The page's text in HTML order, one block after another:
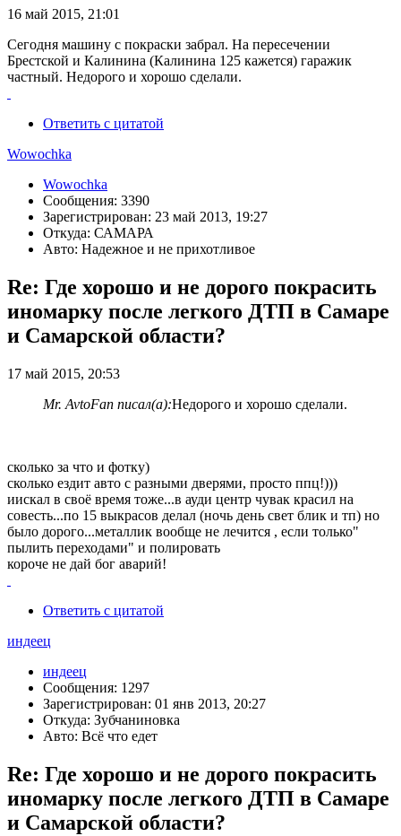
16 май 2015, 21:01
Сегодня машину с покраски забрал. На пересечении
Брестской и Калинина (Калинина 125 кажется) гаражик
частный. Недорого и хорошо сделали.
Ответить с цитатой
Wowochka
Wowochka
Сообщения: 3390
Зарегистрирован: 23 май 2013, 19:27
Откуда: САМАРА
Авто: Надежное и не прихотливое
Re: Где хорошо и не дорого покрасить
иномарку после легкого ДТП в Самаре
и Самарской области?
17 май 2015, 20:53
Mr. AvtoFan писал(а):Недорого и хорошо сделали.
сколько за что и фотку)
сколько ездит авто с разными дверями, просто ппц!)))
иискал в своё время тоже...в ауди центр чувак красил на
совесть...по 15 выкрасов делал (ночь день свет блик и тп) но
было дорого...металлик вообще не лечится , если только"
пылить переходами" и полировать
короче не дай бог аварий!
Ответить с цитатой
индеец
индеец
Сообщения: 1297
Зарегистрирован: 01 янв 2013, 20:27
Откуда: Зубчаниновка
Авто: Всё что едет
Re: Где хорошо и не дорого покрасить
иномарку после легкого ДТП в Самаре
и Самарской области?